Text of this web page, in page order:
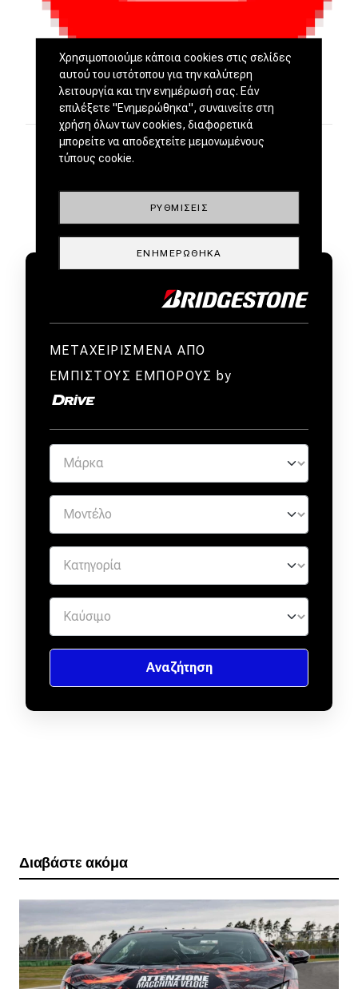
ΜΕΤΑΧΕΙΡΙΣΜΕΝΑ ΑΠΟ
ΕΜΠΙΣΤΟΥΣ ΕΜΠΟΡΟΥΣ by
Διαβάστε ακόμα
Χρησιμοποιούμε κάποια cookies στις σελίδες
αυτού του ιστότοπου για την καλύτερη
λειτουργία και την ενημέρωσή σας. Εάν
επιλέξετε "Ενημερώθηκα", συναινείτε στη
χρήση όλων των cookies, διαφορετικά
μπορείτε να αποδεχτείτε μεμονωμένους
τύπους cookie.
ΡΥΘΜΊΣΕΙΣ
ΕΝΗΜΕΡΏΘΗΚΑ